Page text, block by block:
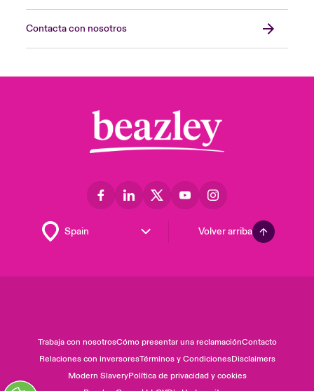
Contacta con nosotros
Volver arriba
Trabaja con nosotrosCómo presentar una reclamaciónContacto
Relaciones con inversoresTérminos y CondicionesDisclaimers
Modern SlaveryPolítica de privacidad y cookies